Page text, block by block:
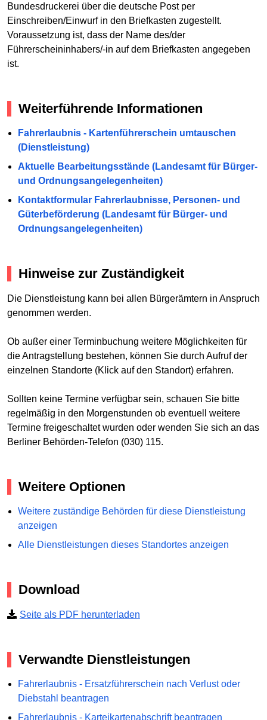
Bundesdruckerei über die deutsche Post per
Einschreiben/Einwurf in den Briefkasten zugestellt.
Voraussetzung ist, dass der Name des/der
Führerscheininhabers/-in auf dem Briefkasten angegeben
ist.
Weiterführende Informationen
Fahrerlaubnis - Kartenführerschein umtauschen
(Dienstleistung)
Aktuelle Bearbeitungsstände (Landesamt für Bürger-
und Ordnungsangelegenheiten)
Kontaktformular Fahrerlaubnisse, Personen- und
Güterbeförderung (Landesamt für Bürger- und
Ordnungsangelegenheiten)
Hinweise zur Zuständigkeit
Die Dienstleistung kann bei allen Bürgerämtern in Anspruch
genommen werden.
Ob außer einer Terminbuchung weitere Möglichkeiten für
die Antragstellung bestehen, können Sie durch Aufruf der
einzelnen Standorte (Klick auf den Standort) erfahren.
Sollten keine Termine verfügbar sein, schauen Sie bitte
regelmäßig in den Morgenstunden ob eventuell weitere
Termine freigeschaltet wurden oder wenden Sie sich an das
Berliner Behörden-Telefon (030) 115.
Weitere Optionen
Weitere zuständige Behörden für diese Dienstleistung
anzeigen
Alle Dienstleistungen dieses Standortes anzeigen
Download
Seite als PDF herunterladen
Verwandte Dienstleistungen
Fahrerlaubnis - Ersatzführerschein nach Verlust oder
Diebstahl beantragen
Fahrerlaubnis - Karteikartenabschrift beantragen